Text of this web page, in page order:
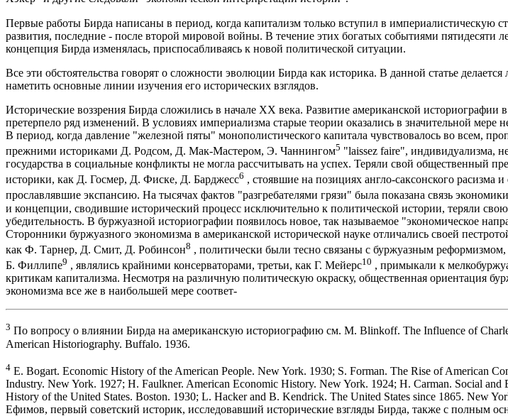
Первые работы Бирда написаны в период, когда капитализм только вступил в империалистическую
развития, последние - после второй мировой войны. В течение этих богатых событиями пятидесяти
концепция Бирда изменялась, приспосабливаясь к новой политической ситуации.
Все эти обстоятельства говорят о сложности эволюции Бирда как историка. В данной статье
наметить основные линии изучения его исторических взглядов.
Исторические воззрения Бирда сложились в начале XX века. Развитие американской историографии
претерпело ряд изменений. В условиях империализма старые теории оказались в значительной мере
В период, когда давление "железной пяты" монополистического капитала чувствовалось во всем,
прежними историками Д. Родсом, Д. Мак-Мастером, Э. Чаннингом5 "laissez faire", индивидуализма,
государства в социальные конфликты не могла рассчитывать на успех. Теряли свой общественный
историки, как Д. Госмер, Д. Фиске, Д. Барджесс6 , стоявшие на позициях англо-саксонского расизма
прославлявшие экспансию. На тысячах фактов "разгребателями грязи" была показана связь
и концепции, сводившие исторический процесс исключительно к политической истории, теряли свою
убедительность. В буржуазной историографии появилось новое, так называемое "экономическое
Сторонники буржуазного экономизма в американской исторической науке отличались своей
как Ф. Тарнер, Д. Смит, Д. Робинсон8 , политически были тесно связаны с буржуазным реформизмом,
Б. Филлипе9 , являлись крайними консерваторами, третьи, как Г. Мейерс10 , примыкали к
критикам капитализма. Несмотря на различную политическую окраску, общественная ориентация
экономизма все же в наибольшей мере соответ-
3 По вопросу о влиянии Бирда на американскую историографию см. M. Blinkoff. The Influence of
American Historiography. Buffalo. 1936.
4 E. Bogart. Economic History of the American People. New York. 1930; S. Forman. The Rise of American
Industry. New York. 1927; H. Faulkner. American Economic History. New York. 1924; H. Carman. Social and
History of the United States. Boston. 1930; L. Hacker and B. Kendrick. The United States since 1865. New
Ефимов, первый советский историк, исследовавший исторические взгляды Бирда, также с полным